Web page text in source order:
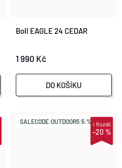
Boll EAGLE 24 CEDAR
1 990 Kč
DO KOŠÍKU
SALECODE:OUTDOOR5:5:%
–20 %
iRozdíl